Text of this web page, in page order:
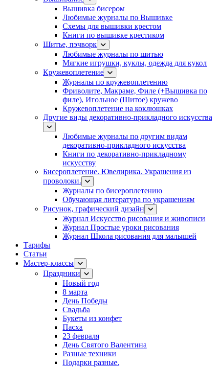
Вышивка бисером
Любимые журналы по Вышивке
Схемы для вышивки крестом
Книги по вышивке крестиком
Шитье, пэчворк
Любимые журналы по шитью
Мягкие игрушки, куклы, одежда для кукол
Кружевоплетение
Журналы по кружевоплетению
Фриволите, Макраме, Филе (+Вышивка по
филе), Игольное (Шитое) кружево
Кружевоплетение на коклюшках
Другие виды декоративно-прикладного искусства
Любимые журналы по другим видам
декоративно-прикладного искусства
Книги по декоративно-прикладному
искусству
Бисероплетение. Ювелирика. Украшения из
проволоки.
Журналы по бисероплетению
Обучающая литература по украшениям
Рисунок, графический дизайн
Журнал Искусство рисования и живописи
Журнал Простые уроки рисования
Журнал Школа рисования для малышей
Тарифы
Статьи
Мастер-классы
Праздники
Новый год
8 марта
День Победы
Свадьба
Букеты из конфет
Пасха
23 февраля
День Святого Валентина
Разные техники
Подарки разные.